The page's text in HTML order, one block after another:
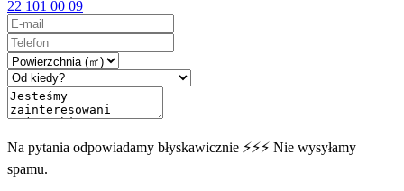
22 101 00 09
Na pytania odpowiadamy błyskawicznie ⚡⚡⚡ Nie wysyłamy
spamu.